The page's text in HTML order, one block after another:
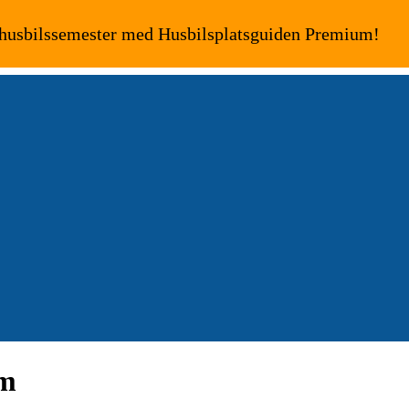
med Husbilsplatsguiden Premium!